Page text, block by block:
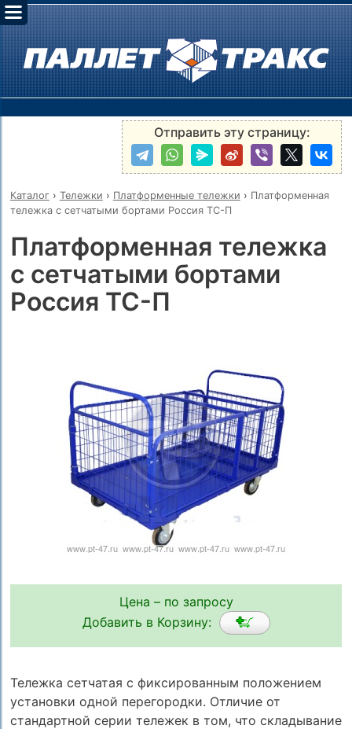
Отправить эту страницу:
Каталог› Тележки › Платформенные тележки › Платформенная
тележка с сетчатыми бортами Россия ТС-П
Платформенная тележка
с сетчатыми бортами
Россия ТС-П
Цена – по запросу
Добавить в Корзину:
Тележка сетчатая с фиксированным положением
установки одной перегородки. Отличие от
стандартной серии тележек в том, что складывание